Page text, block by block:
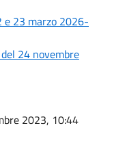
e 23 marzo 2026-
24 novembre
2023, 10:44